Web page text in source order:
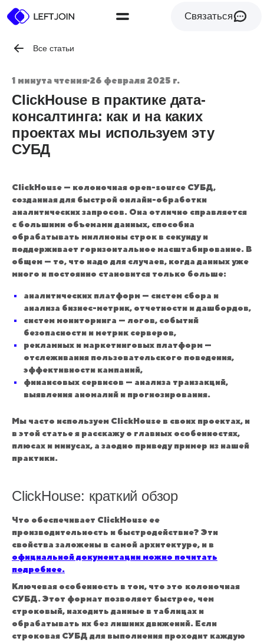
Связаться
Все статьи
1 минута чтения 26 февраля 2025 г.
ClickHouse в практике дата-
консалтинга: как и на каких
проектах мы используем эту
СУБД
ClickHouse — колоночная open-source СУБД,
созданная для быстрой онлайн-обработки
аналитических запросов. Она отлично справляется
с большими объемами данных, способна
обрабатывать миллионы строк в секунду и
поддерживает горизонтальное масштабирование. В
общем — то, что надо для случаев, когда данных уже
много и постоянно становится только больше:
аналитических платформ — систем сбора и
анализа бизнес-метрик, отчетности и дашбордов,
систем мониторинга — логов, событий
безопасности и метрик серверов,
рекламных и маркетинговых платформ —
отслеживания пользовательского поведения,
эффективности кампаний,
финансовых сервисов — анализа транзакций,
выявления аномалий и прогнозирования.
Мы часто используем ClickHouse в своих проектах, и
в этой статье я расскажу о главных особенностях,
плюсах и минусах, а заодно приведу пример из нашей
практики.
ClickHouse: краткий обзор
Что обеспечивает ClickHouse ее
производительность и быстродействие? Эти
свойства заложены в самой архитектуре, и в
официальной документации можно почитать
подробнее.
Ключевая особенность в том, что это колоночная
СУБД. Этот формат позволяет быстрее, чем
строковый, находить данные в таблицах и
обрабатывать их без лишних движений. Если
строковая СУБД для выполнения проходит каждую